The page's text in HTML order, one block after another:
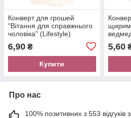
Конверт для грошей
"Вітання для справжнього
чоловіка" (Lifestyle)
6,90 ₴
Купити
5,60
Про нас
100% позитивних з 553 відгуків